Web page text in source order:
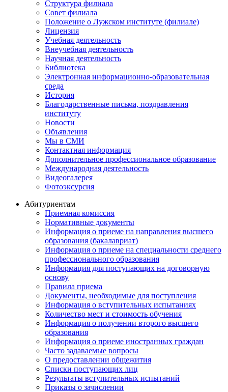
Структура филиала
Совет филиала
Положение о Лужском институте (филиале)
Лицензия
Учебная деятельность
Внеучебная деятельность
Научная деятельность
Библиотека
Электронная информационно-образовательная
среда
История
Благодарственные письма, поздравления
институту
Новости
Объявления
Мы в СМИ
Контактная информация
Дополнительное профессиональное образование
Международная деятельность
Видеогалерея
Фотоэксурсия
Абитуриентам
Приемная комиссия
Нормативные документы
Информация о приеме на направления высшего
образования (бакалавриат)
Информация о приеме на специальности среднего
профессионального образования
Информация для поступающих на договорную
основу
Правила приема
Документы, необходимые для поступления
Информация о вступительных испытаниях
Количество мест и стоимость обучения
Информация о получении второго высшего
образования
Информация о приеме иностранных граждан
Часто задаваемые вопросы
О предоставлении общежития
Списки поступающих лиц
Результаты вступительных испытаний
Приказы о зачислении